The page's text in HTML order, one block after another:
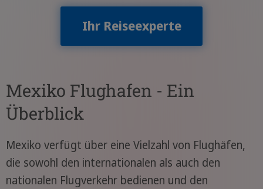
Ihr Reiseexperte
Mexiko Flughafen - Ein
Überblick
Mexiko verfügt über eine Vielzahl von Flughäfen,
die sowohl den internationalen als auch den
nationalen Flugverkehr bedienen und den